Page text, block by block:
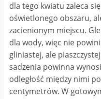
dla tego kwiatu zaleca
oświetlonego obszaru,
zacienionym miejscu.
dla wody, więc nie
gliniastej, ale
sadzenia powinna
odległość między nimi
centymetrów. W